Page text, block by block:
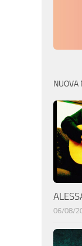
NUOVA
06/08/